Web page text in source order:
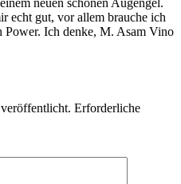
neuen schönen Augengel.
echt gut, vor allem brauche ich
Ich denke, M. Asam Vino
Erforderliche